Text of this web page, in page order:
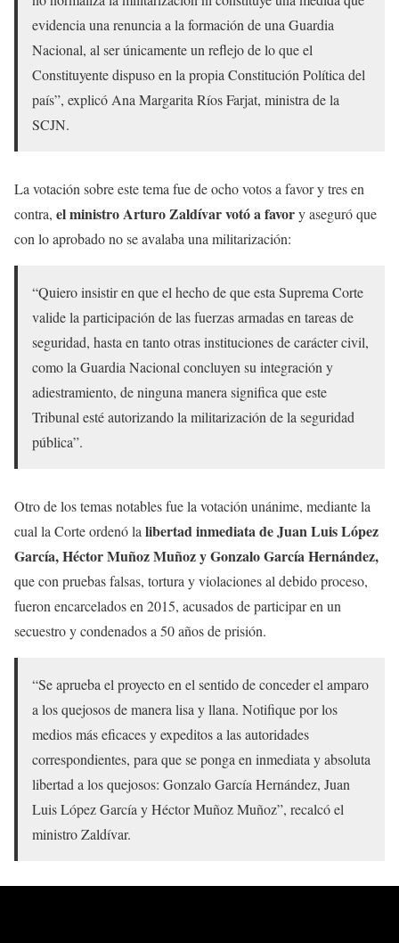
evidencia una renuncia a la formación de una Guardia
Nacional, al ser únicamente un reflejo de lo que el
Constituyente dispuso en la propia Constitución Política del
país”, explicó Ana Margarita Ríos Farjat, ministra de la
SCJN.
La votación sobre este tema fue de ocho votos a favor y tres en
contra, el ministro Arturo Zaldívar votó a favory aseguró que
con lo aprobado no se avalaba una militarización:
“Quiero insistir en que el hecho de que esta Suprema Corte
valide la participación de las fuerzas armadas en tareas de
seguridad, hasta en tanto otras instituciones de carácter civil,
como la Guardia Nacional concluyen su integración y
adiestramiento, de ninguna manera significa que este
Tribunal esté autorizando la militarización de la seguridad
pública”.
Otro de los temas notables fue la votación unánime, mediante la
cual la Corte ordenó la libertad inmediata de Juan Luis López
García, Héctor Muñoz Muñoz y Gonzalo García Hernández,
que con pruebas falsas, tortura y violaciones al debido proceso,
fueron encarcelados en 2015, acusados de participar en un
secuestro y condenados a 50 años de prisión.
“Se aprueba el proyecto en el sentido de conceder el amparo
a los quejosos de manera lisa y llana. Notifique por los
medios más eficaces y expeditos a las autoridades
correspondientes, para que se ponga en inmediata y absoluta
libertad a los quejosos: Gonzalo García Hernández, Juan
Luis López García y Héctor Muñoz Muñoz”, recalcó el
ministro Zaldívar.